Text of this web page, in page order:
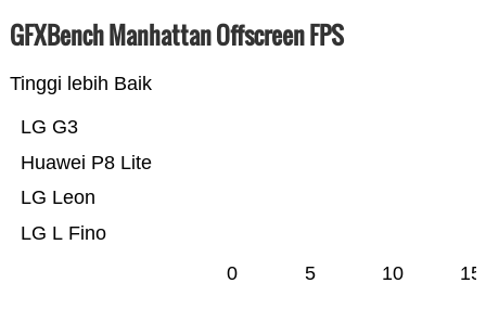
GFXBench Manhattan Offscreen FPS
Tinggi lebih Baik
LG L Fino
LG Leon
Huawei P8 Lite
LG G3
0 5 10 15